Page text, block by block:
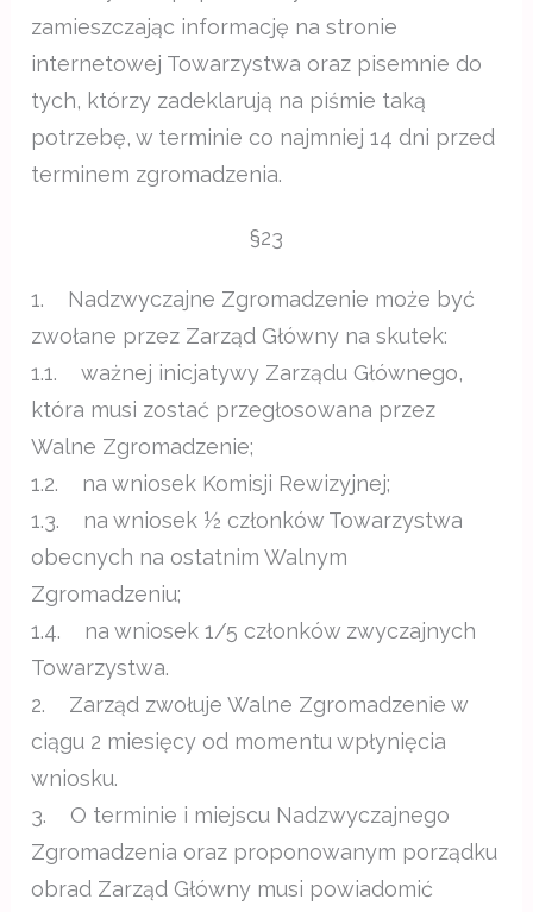
zamieszczając informację na stronie
internetowej Towarzystwa oraz pisemnie do
tych, którzy zadeklarują na piśmie taką
potrzebę, w terminie co najmniej 14 dni przed
terminem zgromadzenia.
§23
1. Nadzwyczajne Zgromadzenie może być
zwołane przez Zarząd Główny na skutek:
1.1. ważnej inicjatywy Zarządu Głównego,
która musi zostać przegłosowana przez
Walne Zgromadzenie;
1.2. na wniosek Komisji Rewizyjnej;
1.3. na wniosek ½ członków Towarzystwa
obecnych na ostatnim Walnym
Zgromadzeniu;
1.4. na wniosek 1/5 członków zwyczajnych
Towarzystwa.
2. Zarząd zwołuje Walne Zgromadzenie w
ciągu 2 miesięcy od momentu wpłynięcia
wniosku.
3. O terminie i miejscu Nadzwyczajnego
Zgromadzenia oraz proponowanym porządku
obrad Zarząd Główny musi powiadomić